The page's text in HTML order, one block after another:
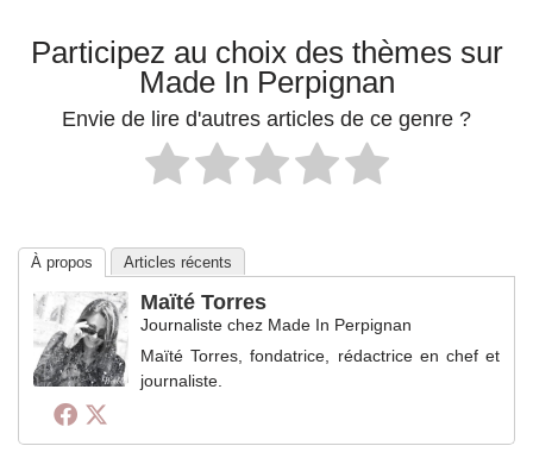
Participez au choix des thèmes sur
Made In Perpignan
Envie de lire d'autres articles de ce genre ?
À propos Articles récents
Maïté Torres
Journaliste chez Made In Perpignan
Maïté Torres, fondatrice, rédactrice en chef et
journaliste.